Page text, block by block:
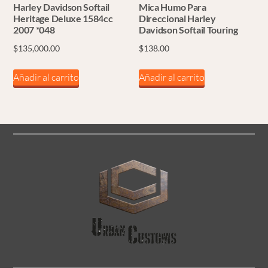
Harley Davidson Softail
Heritage Deluxe 1584cc
2007 *048
$135,000.00
Añadir al carrito
Mica Humo Para
Direccional Harley
Davidson Softail Touring
$138.00
Añadir al carrito